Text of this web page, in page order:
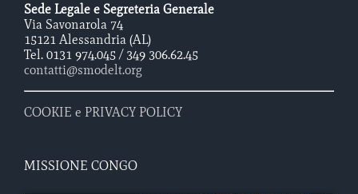
Sede Legale e Segreteria Generale
Via Savonarola 74
15121 Alessandria (AL)
Tel. 0131 974.045 / 349 306.62.45
contatti@smodelt.org
COOKIE e PRIVACY POLICY
MISSIONE CONGO